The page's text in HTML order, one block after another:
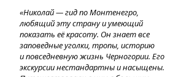
«Николай — гид по Монтенегро,
любящий эту страну и умеющий
показать её красоту. Он знает все
заповедные уголки, тропы, историю
и повседневную жизнь Черногории. Его
экскурсии нестандартны и насыщены.